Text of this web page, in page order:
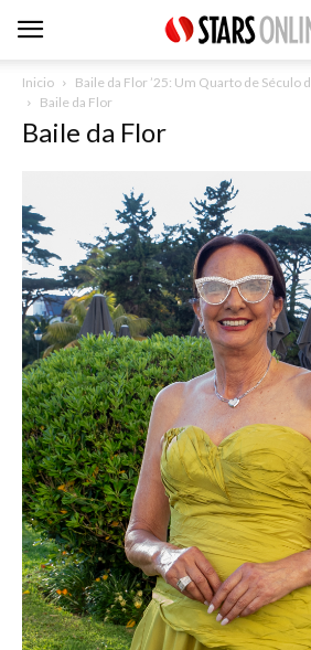
Inicio
Baile da Flor ’25: Um Quarto de Século
Baile da Flor
Baile da Flor